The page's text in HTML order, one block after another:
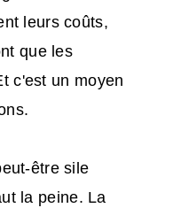
leurs coûts,
que les
c'est un moyen
être si le
la peine. La